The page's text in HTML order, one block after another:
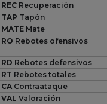
REC Recuperación
TAP Tapón
MATE Mate
RO Rebotes ofensivos
RD Rebotes defensivos
RT Rebotes totales
CA Contraataque
VAL Valoración